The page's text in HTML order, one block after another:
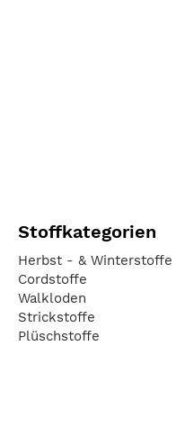
Stoffkategorien
Herbst - & Winterstoffe
Cordstoffe
Walkloden
Strickstoffe
Plüschstoffe